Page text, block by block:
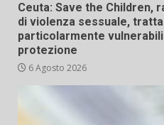
Ceuta: Save the Children,
di violenza sessuale,
particolarmente
protezione
6 Agosto 2026